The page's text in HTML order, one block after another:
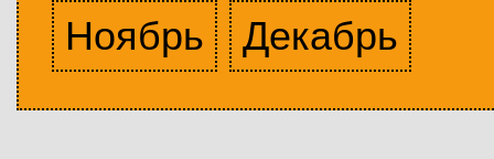
Ноябрь
Декабрь